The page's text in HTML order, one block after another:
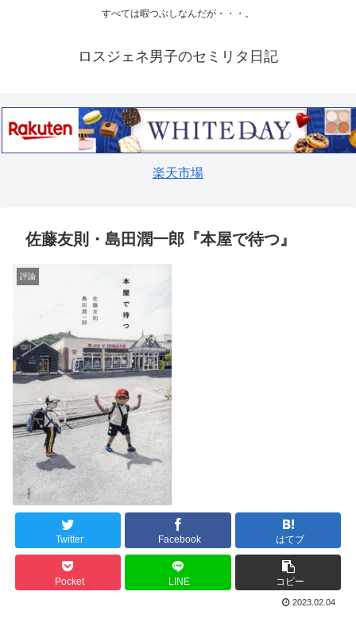
すべては暇つぶしなんだが・・・。
ロスジェネ男子のセミリタ日記
楽天市場
佐藤友則・島田潤一郎『本屋で待つ』
評論
Twitter Facebook はてブ
Pocket LINE コピー
2023.02.04